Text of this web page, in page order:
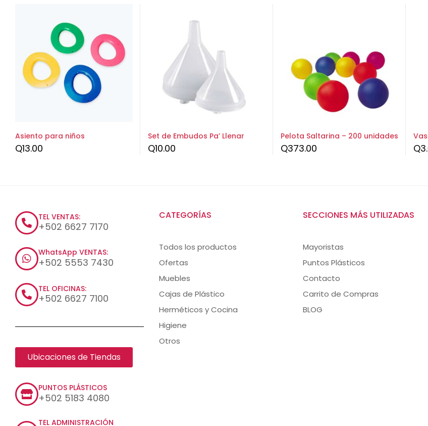
Asiento para niños
Q13.00
Set de Embudos Pa’ Llenar
Q10.00
Pelota Saltarina – 200 unidades
Q373.00 Q
TEL VENTAS:
+502 6627 7170
WhatsApp VENTAS:
+502 5553 7430
TEL OFICINAS:
+502 6627 7100
Ubicaciones de Tiendas
PUNTOS PLÁSTICOS
+502 5183 4080
TEL ADMINISTRACIÓN
CATEGORÍAS
Todos los productos
Ofertas
Muebles
Cajas de Plástico
Herméticos y Cocina
Higiene
Otros
SECCIONES MÁS UTILIZADAS
Mayoristas
Puntos Plásticos
Contacto
Carrito de Compras
BLOG